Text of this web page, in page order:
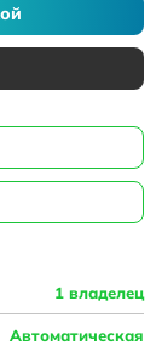
1 владелец
Автоматическая